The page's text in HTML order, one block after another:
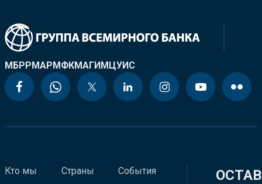
МБРРМАРМФКМАГИМЦУИС
Кто мы Страны События